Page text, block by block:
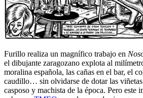
Furillo realiza un magnífico trabajo en
el dibujante zaragozano explota al
moralina española, las cañas en el bar, el
caudillo… sin olvidarse de dotar las
casposo y machista de la época. Pero este